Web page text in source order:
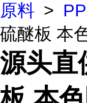
原料 >
硫醚板 本
源头直